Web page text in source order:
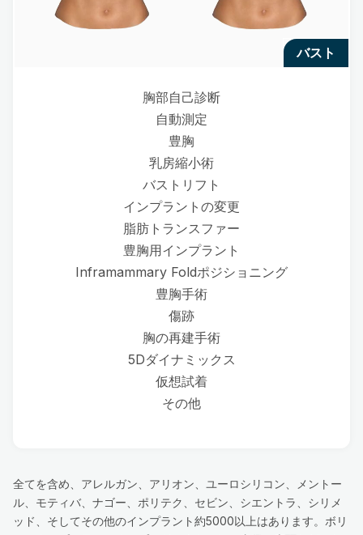
バスト
胸部自己診断
自動測定
豊胸
乳房縮小術
バストリフト
インプラントの変更
脂肪トランスファー
豊胸用インプラント
Inframammary Foldポジショニング
豊胸手術
傷跡
胸の再建手術
5Dダイナミックス
仮想試着
その他
全てを含め、アレルガン、アリオン、ユーロシリコン、メントー
ル、モティバ、ナゴー、ポリテク、セビン、シエントラ、シリメ
ッド、そしてその他のインプラント約5000以上はあります。ボリ